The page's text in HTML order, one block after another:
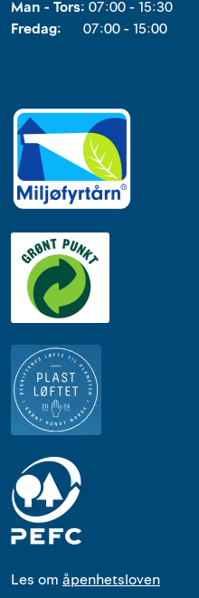
Man - Tors: 07:00 - 15:30
Fredag: 07:00 - 15:00
Les om åpenhetsloven